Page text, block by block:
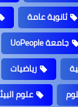
ثانوية عامة
جامعة UoPeople
رياضيات
علوم